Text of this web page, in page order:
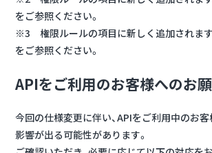
をご参照ください。
※3 権限ルールの項目に新しく追加されます
をご参照ください。
APIをご利用のお客様へのお
今回の仕様変更に伴い、APIをご利用中のお
影響が出る可能性があります。